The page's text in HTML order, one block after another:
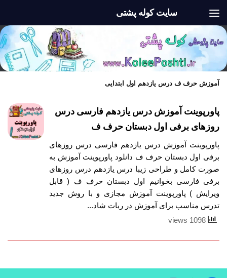
سایت کوله پشتی
آموزش حرف ف درس یازدهم اول ابتدایی
پاورپوینت آموزش درس یازدهم فارسی درس
روزهای برفی اول دبستان حرف ف
پاورپوینت آموزش درس یازدهم فارسی درس روزهای
برفی اول دبستان حرف ف دانلود پاورپوینت آموزش به
صورت کامل و طراحی زیبا درس یازدهم درس روزهای
برفی فارسی بخوانیم اول دبستان حرف ف ( قابل
ویرایش ) پاورپوینت آموزش مجازی و با روش جدید
تدرس مناسب برای آموزش در ربات شاد...